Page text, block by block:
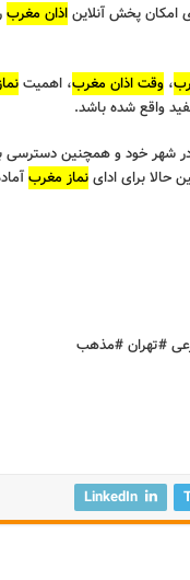
امکان پخش آنلایناذان مغرب
، وقت اذان مغرب، اهمیت
واقع شده باشد.
شهر خود و همچنین دسترسی
برای اداینماز مغرب
#تهران #مذهب
LinkedIn